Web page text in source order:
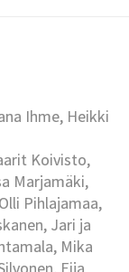
Ihme, Heikki
Koivisto,
Marjamäki,
Pihlajamaa,
Jari ja
Mika